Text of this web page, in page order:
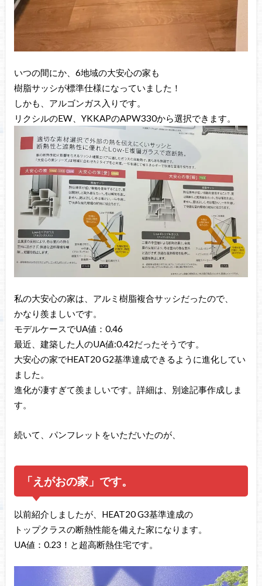
いつの間にか、6地域の大安心の家も
樹脂サッシが標準仕様になっていました！
しかも、アルゴンガス入りです。
リクシルのEW、YKKAPのAPW330から選択できます。
私の大安心の家は、アルミ樹脂複合サッシだったので、
かなり羨ましいです。
モデルケースでUA値：0.46
最近、建築した人のUA値:0.42だったそうです。
大安心の家でHEAT20 G2基準達成できるように進化してい
ました。
進化が凄すぎて羨ましいです。詳細は、別途記事作成しま
す。
続いて、パンフレットをいただいたのが、
「えがおの家」です。
以前紹介しましたが、HEAT20 G3基準達成の
トップクラスの断熱性能を備えた家になります。
UA値：0.23！と超高断熱住宅です。